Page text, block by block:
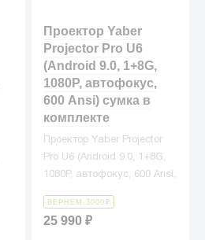
Проектор Yaber
Projector Pro U6
(Android 9.0, 1+8G,
1080P, автофокус,
600 Ansi) сумка в
комплекте
Проектор Yaber Projector
Pro U6 (Android 9.0, 1+8G,
1080P, автофокус, 600 Ansi,
ВЕРНЕМ 3000 ₽
25 990₽